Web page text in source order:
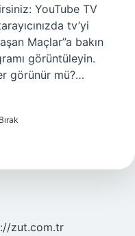
YouTube TV
tv’yi
Maçlar”a bakın
görüntüleyin.
görünür mü?…
zut.com.tr